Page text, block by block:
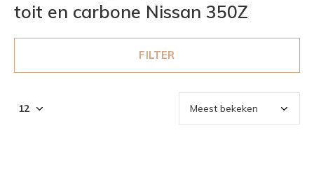
toit en carbone Nissan 350Z
FILTER